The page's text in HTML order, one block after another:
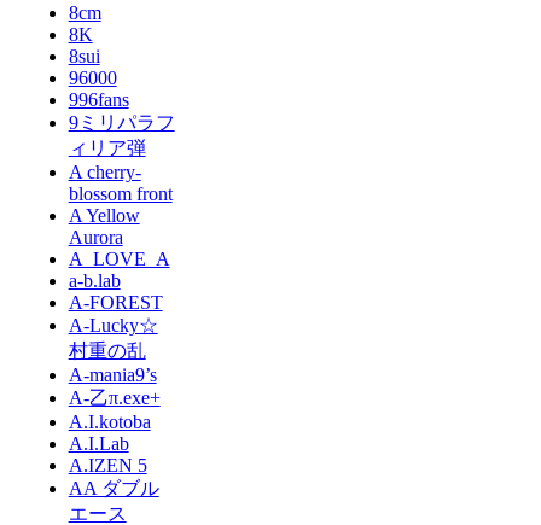
8cm
8K
8sui
96000
996fans
9ミリパラフ
ィリア弾
A cherry-
blossom front
A Yellow
Aurora
A_LOVE_A
a-b.lab
A-FOREST
A-Lucky☆
村重の乱
A-mania9’s
A-乙π.exe+
A.I.kotoba
A.I.Lab
A.IZEN 5
AA ダブル
エース